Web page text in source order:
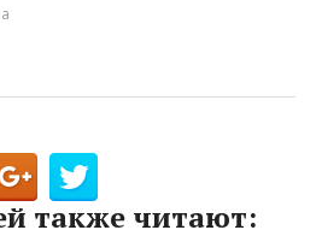
также читают: